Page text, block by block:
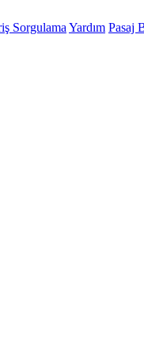
Sorgulama Yardım Pasaj